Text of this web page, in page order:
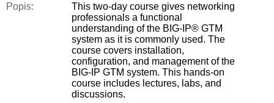
Popis:
This two-day course gives networking
professionals a functional
understanding of the BIG-IP® GTM
system as it is commonly used. The
course covers installation,
configuration, and management of the
BIG-IP GTM system. This hands-on
course includes lectures, labs, and
discussions.